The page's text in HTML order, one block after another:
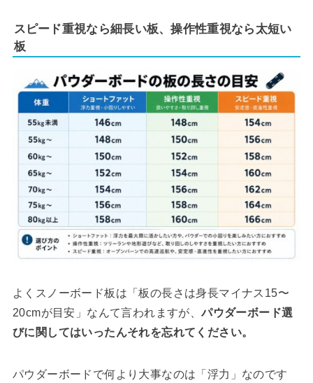
スピード重視なら細長い板、操作性重視なら太短い
板
よくスノーボード板は「板の長さは身長マイナス15〜
20cmが目安」なんて言われますが、パウダーボード選
びに関してはいったんそれを忘れてください。
パウダーボードで何より大事なのは「浮力」なのです